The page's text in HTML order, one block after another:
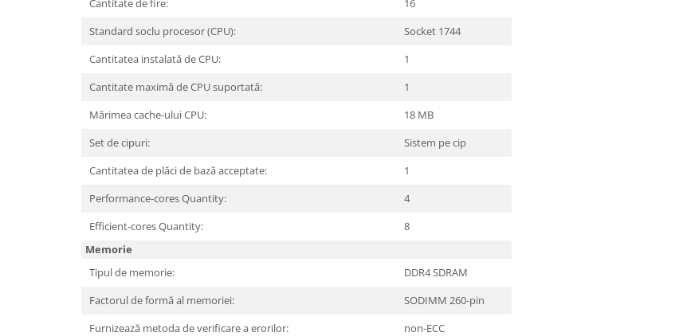
Servere & Componente
Componente Server
Cantitate de fire:
16
Standard soclu procesor (CPU):
Socket 1744
Cantitatea instalată de CPU:
1
Cantitate maximă de CPU suportată:
1
Mărimea cache-ului CPU:
18 MB
Set de cipuri:
Sistem pe cip
Cantitatea de plăci de bază acceptate:
1
Performance-cores Quantity:
4
Efficient-cores Quantity:
8
Memorie
Tipul de memorie:
DDR4 SDRAM
Factorul de formă al memoriei:
SODIMM 260-pin
Furnizează metoda de verificare a erorilor:
non-ECC